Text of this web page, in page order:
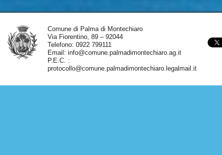
Comune di Palma di Montechiaro
Via Fiorentino, 89 – 92044
Telefono: 0922 799111
Email: info@comune.palmadimontechiaro.ag.it
P.E.C. :
protocollo@comune.palmadimontechiaro.legalmail.it